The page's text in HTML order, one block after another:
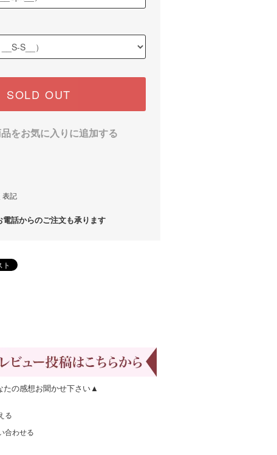
SOLD OUT
をお気に入りに追加する
表記
話からのご注文も承ります
たの感想お聞かせ下さい▲
る
合わせる